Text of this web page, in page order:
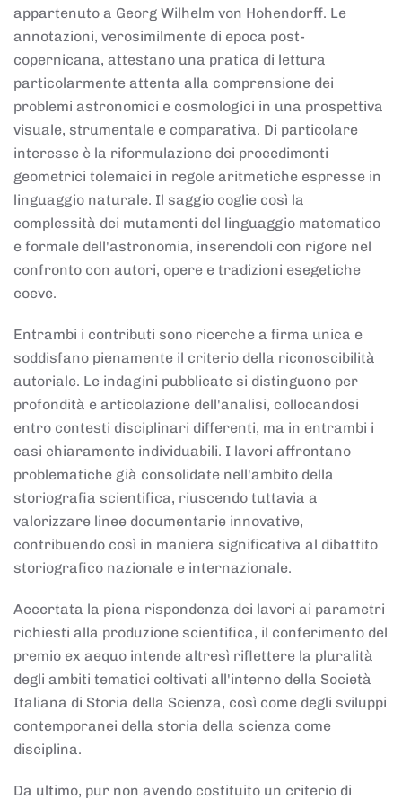
appartenuto a Georg Wilhelm von Hohendorff. Le
annotazioni, verosimilmente di epoca post-
copernicana, attestano una pratica di lettura
particolarmente attenta alla comprensione dei
problemi astronomici e cosmologici in una prospettiva
visuale, strumentale e comparativa. Di particolare
interesse è la riformulazione dei procedimenti
geometrici tolemaici in regole aritmetiche espresse in
linguaggio naturale. Il saggio coglie così la
complessità dei mutamenti del linguaggio matematico
e formale dell'astronomia, inserendoli con rigore nel
confronto con autori, opere e tradizioni esegetiche
coeve.
Entrambi i contributi sono ricerche a firma unica e
soddisfano pienamente il criterio della riconoscibilità
autoriale. Le indagini pubblicate si distinguono per
profondità e articolazione dell'analisi, collocandosi
entro contesti disciplinari differenti, ma in entrambi i
casi chiaramente individuabili. I lavori affrontano
problematiche già consolidate nell'ambito della
storiografia scientifica, riuscendo tuttavia a
valorizzare linee documentarie innovative,
contribuendo così in maniera significativa al dibattito
storiografico nazionale e internazionale.
Accertata la piena rispondenza dei lavori ai parametri
richiesti alla produzione scientifica, il conferimento del
premio ex aequo intende altresì riflettere la pluralità
degli ambiti tematici coltivati all'interno della Società
Italiana di Storia della Scienza, così come degli sviluppi
contemporanei della storia della scienza come
disciplina.
Da ultimo, pur non avendo costituito un criterio di